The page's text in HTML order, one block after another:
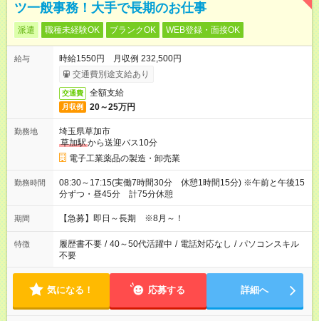
ツ一般事務！大手で長期のお仕事
派遣 職種未経験OK ブランクOK WEB登録・面接OK
給与
時給1550円 月収例 232,500円
交通費別途支給あり
交通費 全額支給
月収例 20～25万円
勤務地
埼玉県草加市
草加駅から送迎バス10分
電子工業薬品の製造・卸売業
勤務時間
08:30～17:15(実働7時間30分 休憩1時間15分) ※午前と午後15
分ずつ・昼45分 計75分休憩
期間 【急募】即日～長期 ※8月～！
特徴 履歴書不要 / 40～50代活躍中 / 電話対応なし / パソコンスキル
不要
気になる！ 応募する 詳細へ